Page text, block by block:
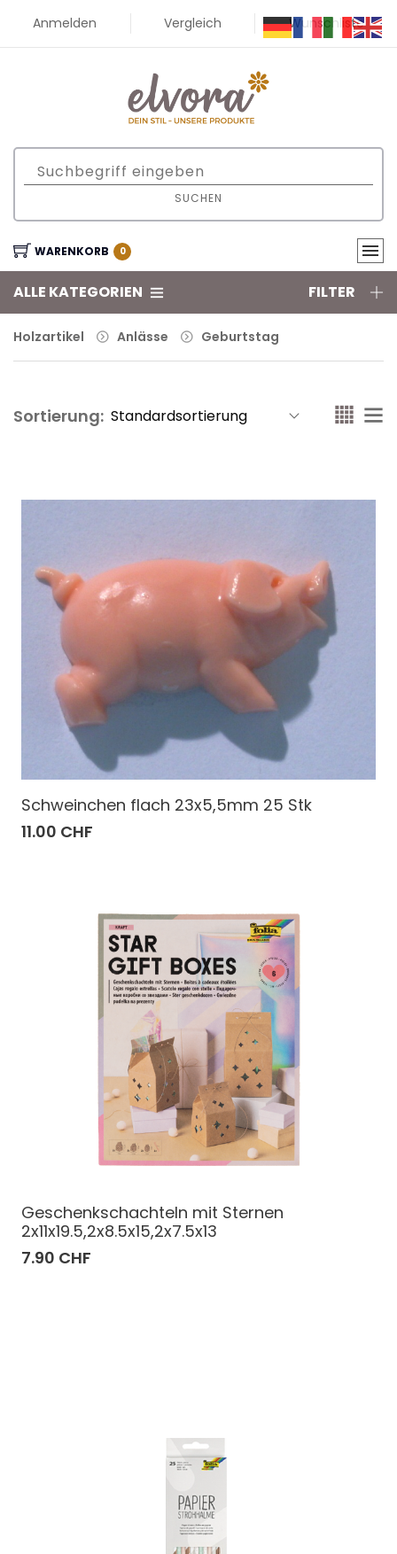
Anmelden Vergleich Wunschliste
SUCHEN
WARENKORB 0
ALLE KATEGORIEN FILTER
Holzartikel Anlässe Geburtstag
Sortierung:
Schweinchen flach 23x5,5mm 25 Stk
11.00 CHF
Geschenkschachteln mit Sternen
2x11x19.5,2x8.5x15,2x7.5x13
7.90 CHF